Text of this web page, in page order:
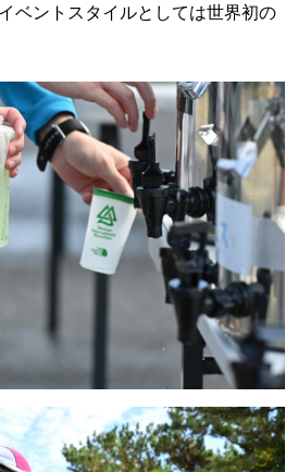
ベントスタイルとしては世界初の